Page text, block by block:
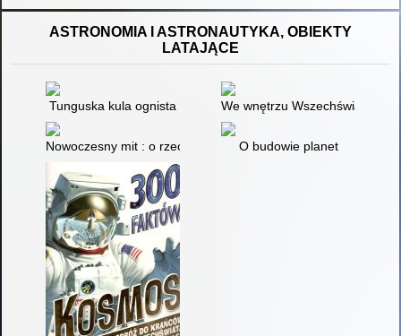
ASTRONOMIA I ASTRONAUTYKA, OBIEKTY
LATAJĄCE
Tunguska kula ognista We wnętrzu Wszechświata
Nowoczesny mit : o rzeczach widywanych na niebie
O budowie planet